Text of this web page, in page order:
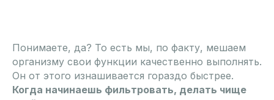
Понимаете, да? То есть мы, по факту, мешаем
организму свои функции качественно выполнять.
Он от этого изнашивается гораздо быстрее.
Когда начинаешь фильтровать, делать чище